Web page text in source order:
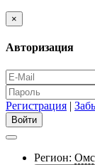
×
Авторизация
Регистрация |
Регион: